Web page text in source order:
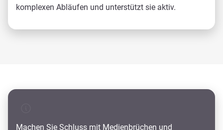
komplexen Abläufen und unterstützt sie aktiv.
Machen Sie Schluss mit Medienbrüchen und